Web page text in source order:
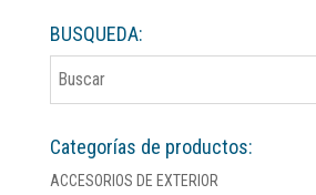
BUSQUEDA:
Categorías de productos:
ACCESORIOS DE EXTERIOR